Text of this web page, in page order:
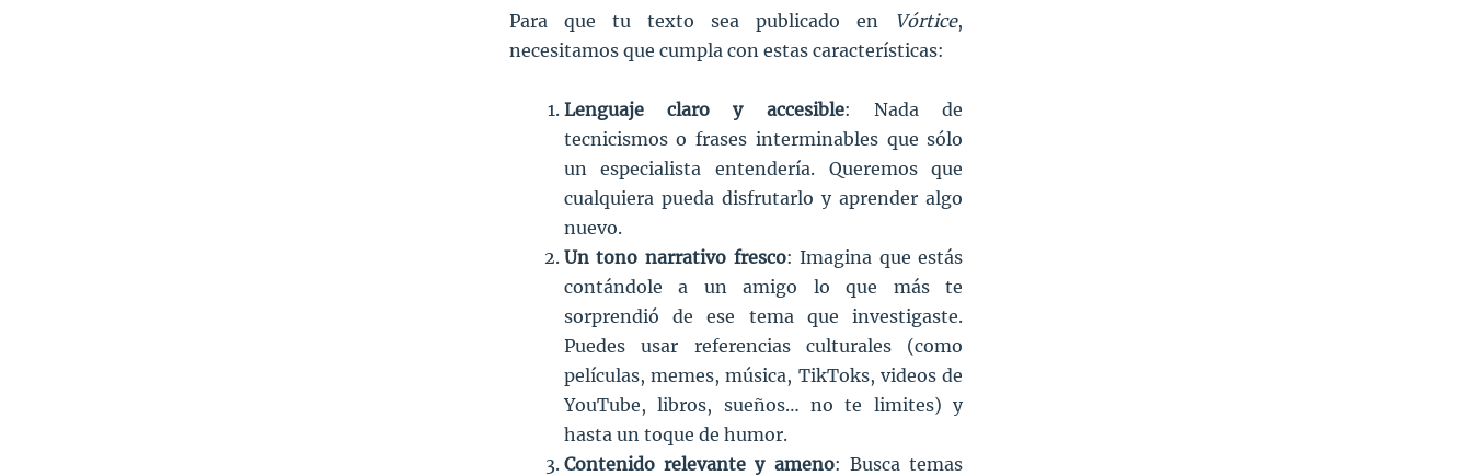
Para que tu texto sea publicado en Vórtice,
necesitamos que cumpla con estas características:
Lenguaje claro y accesible: Nada de
tecnicismos o frases interminables que sólo
un especialista entendería. Queremos que
cualquiera pueda disfrutarlo y aprender algo
nuevo.
Un tono narrativo fresco: Imagina que estás
contándole a un amigo lo que más te
sorprendió de ese tema que investigaste.
Puedes usar referencias culturales (como
películas, memes, música, TikToks, videos de
YouTube, libros, sueños… no te limites) y
hasta un toque de humor.
Contenido relevante y ameno: Busca temas